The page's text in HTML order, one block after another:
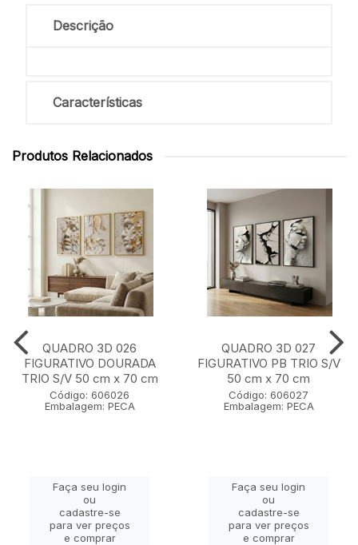
Descrição
Características
Produtos Relacionados
QUADRO 3D 026
FIGURATIVO DOURADA
TRIO S/V 50 cm x 70 cm
Código: 606026
Embalagem: PECA
Faça seu login
ou
cadastre-se
para ver preços
e comprar
QUADRO 3D 027
FIGURATIVO PB TRIO S/V
50 cm x 70 cm
Código: 606027
Embalagem: PECA
Faça seu login
ou
cadastre-se
para ver preços
e comprar